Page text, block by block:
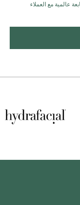
عالمية مع العملاء